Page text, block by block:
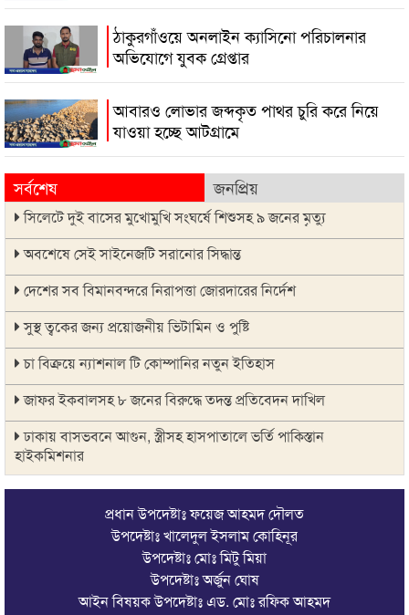
ঠাকুরগাঁওয়ে অনলাইন ক্যাসিনো পরিচালনার
অভিযোগে যুবক গ্রেপ্তার
আবারও লোভার জব্দকৃত পাথর চুরি করে নিয়ে
যাওয়া হচ্ছে আটগ্রামে
সর্বশেষ জনপ্রিয়
সিলেটে দুই বাসের মুখোমুখি সংঘর্ষে শিশুসহ ৯ জনের মৃত্যু
অবশেষে সেই সাইনেজটি সরানোর সিদ্ধান্ত
দেশের সব বিমানবন্দরে নিরাপত্তা জোরদারের নির্দেশ
সুস্থ ত্বকের জন্য প্রয়োজনীয় ভিটামিন ও পুষ্টি
চা বিক্রয়ে ন্যাশনাল টি কোম্পানির নতুন ইতিহাস
জাফর ইকবালসহ ৮ জনের বিরুদ্ধে তদন্ত প্রতিবেদন দাখিল
ঢাকায় বাসভবনে আগুন, স্ত্রীসহ হাসপাতালে ভর্তি পাকিস্তান
হাইকমিশনার
ঠাকুরগাঁওয়ে অনলাইন ক্যাসিনো পরিচালনার অভিযোগে যুবক গ্রেপ্তার
আবারও লোভার জব্দকৃত পাথর চুরি করে নিয়ে যাওয়া হচ্ছে আটগ্রামে
রাজনৈতিক নেতৃবৃন্দ ও সুধীজনদের সাথে কানাইঘাটের নবাগত
প্রধান উপদেষ্টাঃ ফয়েজ আহমদ দৌলত
উপদেষ্টাঃ খালেদুল ইসলাম কোহিনূর
উপদেষ্টাঃ মোঃ মিটু মিয়া
উপদেষ্টাঃ অর্জুন ঘোষ
আইন বিষয়ক উপদেষ্টাঃ এড. মোঃ রফিক আহমদ